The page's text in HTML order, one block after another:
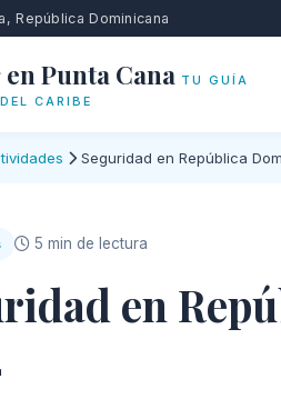
República Dominicana
en Punta Cana TU GUÍA
CARIBE
Seguridad en República
5 min de lectura
en